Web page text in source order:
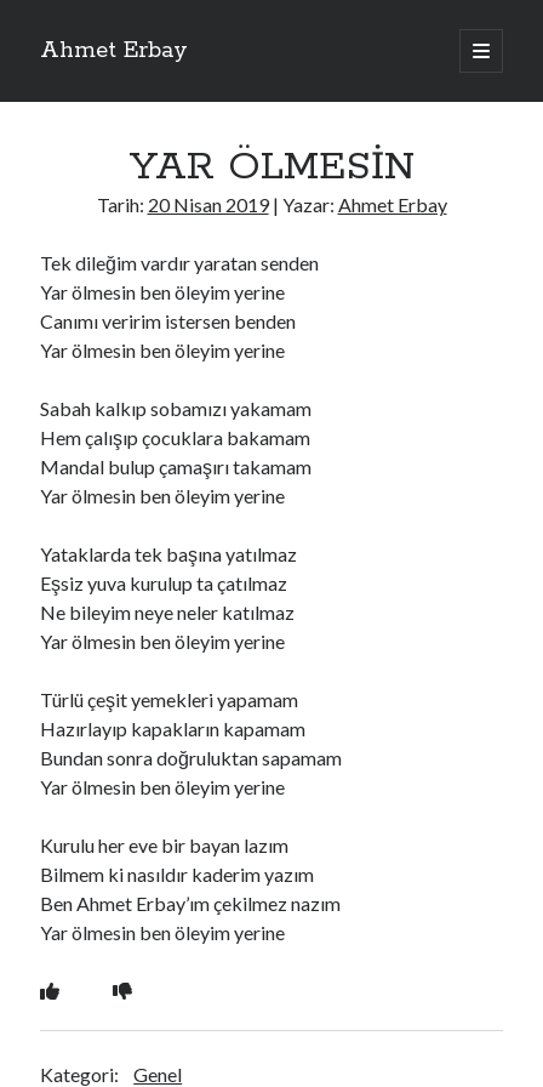
Ahmet Erbay
ana
menüyü
Yan
ELİF BENİ BIRAKMA
ÖLÜM GELSİN
DOĞRU YOLDAN ÇIKAMAM
Son Yorumlar
BAĞIŞLA ADINIiçindario72
BAĞIŞLA ADINIiçinold_betty6573
BAĞIŞLA ADINIiçinfoodie22
BAĞIŞLA ADINIiçinZoe72
Ara
YAR ÖLMESİN
Tarih: 20 Nisan 2019| Yazar: Ahmet Erbay
Tek dileğim vardır yaratan senden
Yar ölmesin ben öleyim yerine
Canımı veririm istersen benden
Yar ölmesin ben öleyim yerine
Sabah kalkıp sobamızı yakamam
Hem çalışıp çocuklara bakamam
Mandal bulup çamaşırı takamam
Yar ölmesin ben öleyim yerine
Yataklarda tek başına yatılmaz
Eşsiz yuva kurulup ta çatılmaz
Ne bileyim neye neler katılmaz
Yar ölmesin ben öleyim yerine
Türlü çeşit yemekleri yapamam
Hazırlayıp kapakların kapamam
Bundan sonra doğruluktan sapamam
Yar ölmesin ben öleyim yerine
Kurulu her eve bir bayan lazım
Bilmem ki nasıldır kaderim yazım
Ben Ahmet Erbay’ım çekilmez nazım
Yar ölmesin ben öleyim yerine
Kategori: Genel